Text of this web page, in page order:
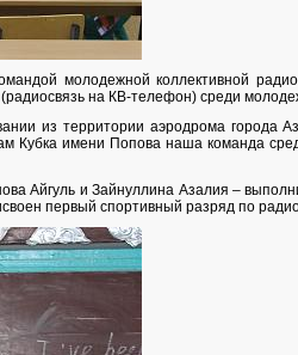
молодежной коллективной
на КВ-телефон) среди
из территории аэродрома города
Кубка имени Попова наша команда
Айгуль и Зайнуллина Азалия –
первый спортивный разряд по